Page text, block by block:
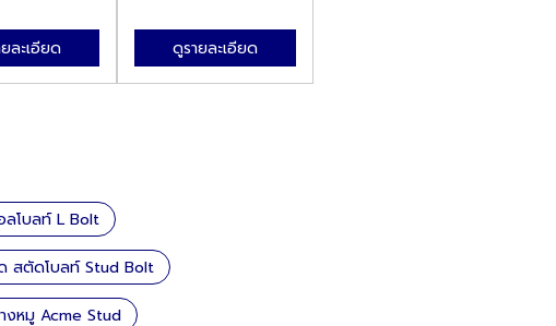
ละเอียด ดูรายละเอียด
ลโบลท์ L Bolt
สตัดโบลท์ Stud Bolt
งหมู Acme Stud